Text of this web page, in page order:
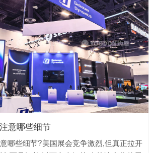
意哪些细节
哪些细节?美国展会竞争激烈,但真正拉开
展企业在德国Intersolar2024点亮光
欣旺达亮相2024德国慕尼黑光伏展
.跨越山海历经九九八十一难,我终于来到
打造高辨识度的低能耗视觉记忆点
造高辨识度的低能耗视觉记忆点?美国展
突破本地劳工高成本约束
破本地劳工高成本约束?德国展会人工成
何突破同质化
突破同质化?CES作为全球蕞大的消费电
搭建的流量密码全在这
建的流量密码全在这?美国展会竞争激
搭建的5个流量密码
搭建是吸引流量的关键,掌握以下5个流
指南：开启无忧参展之旅
节若掉以轻心,极易陷入各种“坑”,影响参